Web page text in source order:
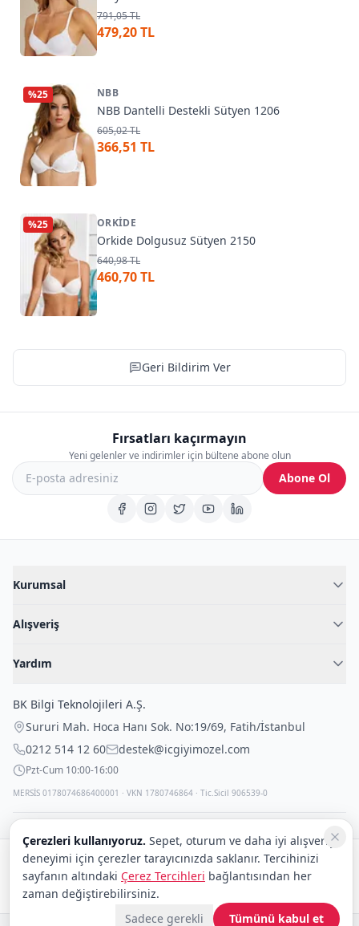
791,05 TL
479,20 TL
%25 NBB
NBB Dantelli Destekli Sütyen 1206
605,02 TL
366,51 TL
%25 ORKIDE
Orkide Dolgusuz Sütyen 2150
640,98 TL
460,70 TL
Geri Bildirim Ver
Fırsatları kaçırmayın
Yeni gelenler ve indirimler için bültene abone olun
Abone Ol
Kurumsal
Blog
İç Giyim Rehberi
Alışveriş
Fantazi İç Giyim
Çocuk İç Giyim
Outlet Fırsatları
Yardım
İade Politikası
Gizli Paketleme
BK Bilgi Teknolojileri A.Ş.
Sururi Mah. Hoca Hanı Sok. No:19/69, Fatih/İstanbul
0212 514 12 60
destek@icgiyimozel.com
Pzt-Cum 10:00-16:00
MERSİS 0178074686400001 · VKN 1780746864 · Tic.Sicil 906539-0
Güvenli alışveriş:
Kargo:
Çerezleri kullanıyoruz. Sepet, oturum ve daha iyi alışveriş
deneyimi için çerezler tarayıcınızda saklanır. Tercihinizi
sayfanın altındaki Çerez Tercihleri bağlantısından her
zaman değiştirebilirsiniz.
Sadece gerekli
Tümünü kabul et